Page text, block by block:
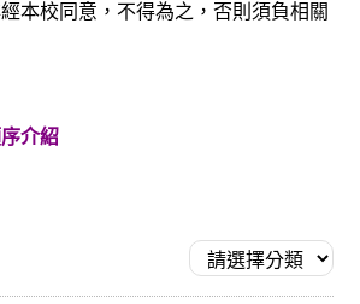
本校同意，不得為之，否則須負相關
介紹